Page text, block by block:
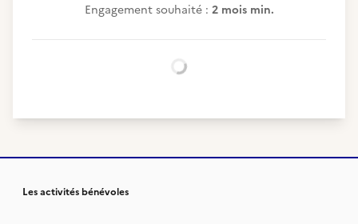
Engagement souhaité : 2 mois min.
Chargement...
Les activités bénévoles